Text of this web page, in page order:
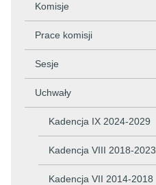
Komisje
Prace komisji
Sesje
Uchwały
Kadencja IX 2024-2029
Kadencja VIII 2018-2023
Kadencja VII 2014-2018